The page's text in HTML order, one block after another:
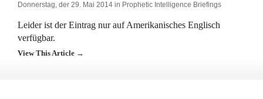
Donnerstag, der 29. Mai 2014 in Prophetic Intelligence Briefings
Leider ist der Eintrag nur auf Amerikanisches Englisch
verfügbar.
View This Article →